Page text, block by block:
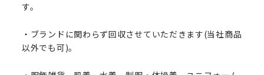
す。
・ブランドに関わらず回収させていただきます(当社商品
以外でも可)。